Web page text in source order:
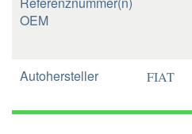
OEM
Autohersteller FIAT